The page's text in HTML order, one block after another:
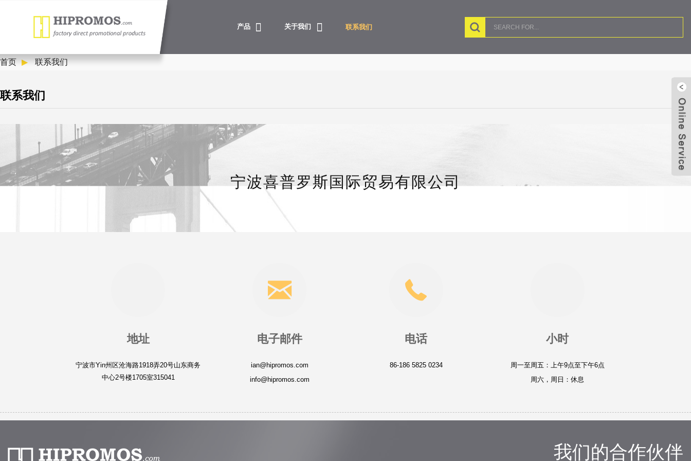
产品 关于我们 联系我们
首页 联系我们
联系我们
宁波喜普罗斯国际贸易有限公司
地址
宁波市Yin州区沧海路1918弄20号山东商务
中心2号楼1705室315041
电子邮件
ian@hipromos.com
info@hipromos.com
电话
86-186 5825 0234
小时
周一至周五：上午9点至下午6点
周六，周日：休息
我们的合作伙伴